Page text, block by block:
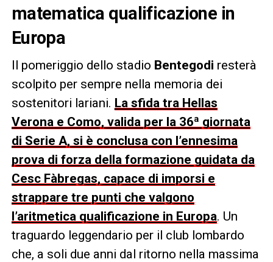
matematica qualificazione in
Europa
Il pomeriggio dello stadio Bentegodi resterà
scolpito per sempre nella memoria dei
sostenitori lariani. La sfida tra Hellas
Verona e Como, valida per la 36ª giornata
di Serie A, si è conclusa con l’ennesima
prova di forza della formazione guidata da
Cesc Fàbregas, capace di imporsi e
strappare tre punti che valgono
l’aritmetica qualificazione in Europa. Un
traguardo leggendario per il club lombardo
che, a soli due anni dal ritorno nella massima